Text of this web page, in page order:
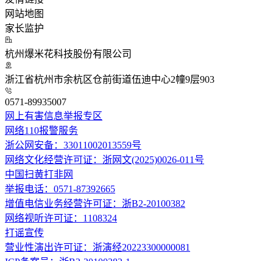
网站地图
家长监护
杭州爆米花科技股份有限公司
浙江省杭州市余杭区仓前街道伍迪中心2幢9层903
0571-89935007
网上有害信息举报专区
网络110报警服务
浙公网安备：33011002013559号
网络文化经营许可证：浙网文(2025)0026-011号
中国扫黄打非网
举报电话：0571-87392665
增值电信业务经营许可证：浙B2-20100382
网络视听许可证：1108324
打谣宣传
营业性演出许可证：浙演经20223300000081